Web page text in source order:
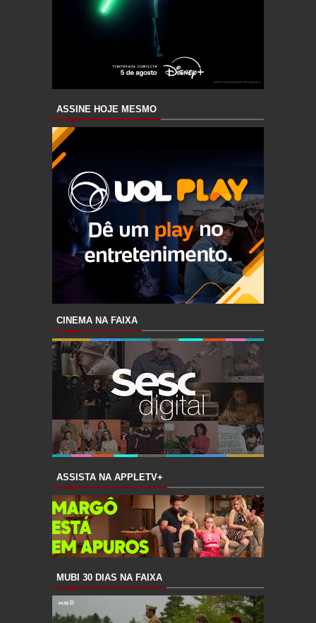
ASSINE HOJE MESMO
CINEMA NA FAIXA
ASSISTA NA APPLETV+
MUBI 30 DIAS NA FAIXA